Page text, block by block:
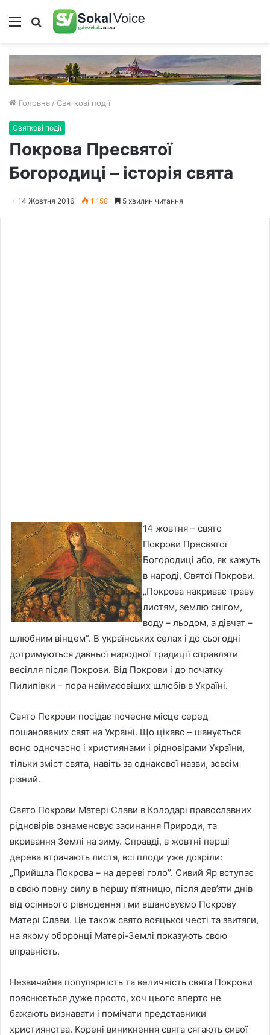
Меню Пошук
Головна / Святкові події
Святкові події
Покрова Пресвятої
Богородиці – історія свята
14 Жовтня 2016 1 158 5 хвилин читання
14 жовтня – свято
Покрови Пресвятої
Богородиці або, як кажуть
в народі, Святої Покрови.
„Покрова накриває траву
листям, землю снігом,
воду – льодом, а дівчат –
шлюбним вінцем”. В українських селах і до сьогодні
дотримуються давньої народної традиції справляти
весілля після Покрови. Від Покрови і до початку
Пилипівки – пора наймасовіших шлюбів в Україні.
Свято Покрови посідає почесне місце серед
пошанованих свят на Україні. Що цікаво – шанується
воно одночасно і християнами і рідновірами України,
тільки зміст свята, навіть за однакової назви, зовсім
різний.
Свято Покрови Матері Слави в Колодарі православних
рідновірів ознаменовує засинання Природи, та
вкривання Землі на зиму. Справді, в жовтні перші
дерева втрачають листя, всі плоди уже дозріли:
„Прийшла Покрова – на дереві голо”. Сивий Яр вступає
в свою повну силу в першу п’ятницю, після дев’яти днів
від осіннього рівнодення і ми вшановуємо Покрову
Матері Слави. Це також свято вояцької честі та звитяги,
на якому оборонці Матері-Землі показують свою
вправність.
Незвичайна популярність та величність свята Покрови
пояснюється дуже просто, хоч цього вперто не
бажають визнавати і помічати представники
християнства. Корені виникнення свята сягають сивої